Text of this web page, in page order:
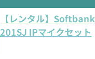
【レンタル】Softbank
201SJ IPマイクセット